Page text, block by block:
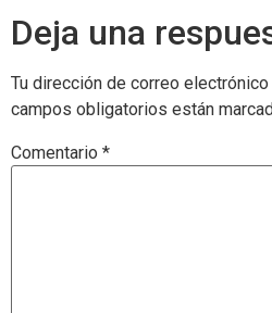
Deja una
Tu dirección de correo
campos obligatorios están
Comentario *